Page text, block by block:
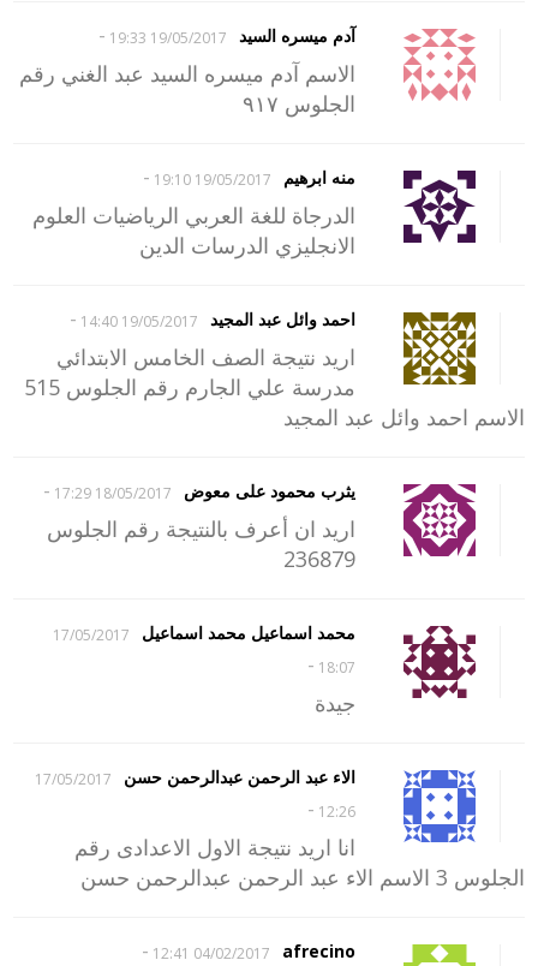
آدم ميسره السيد 19/05/2017 19:33
-
الاسم آدم ميسره السيد عبد الغني رقم
الجلوس ٩١٧
منه ابرهيم 19/05/2017 19:10
-
الدرجاة للغة العربي الرياضيات العلوم
الانجليزي الدرسات الدين
احمد وائل عبد المجيد 19/05/2017 14:40
-
اريد نتيجة الصف الخامس الابتدائي
مدرسة علي الجارم رقم الجلوس 515
الاسم احمد وائل عبد المجيد
يثرب محمود على معوض 18/05/2017 17:29
-
اريد ان أعرف بالنتيجة رقم الجلوس
236879
محمد اسماعيل محمد اسماعيل
17/05/2017
18:07
-
جيدة
الاء عبد الرحمن عبدالرحمن حسن
17/05/2017
12:26
-
انا اريد نتيجة الاول الاعدادى رقم
الجلوس 3 الاسم الاء عبد الرحمن عبدالرحمن حسن
afrecino
04/02/2017 12:41
-